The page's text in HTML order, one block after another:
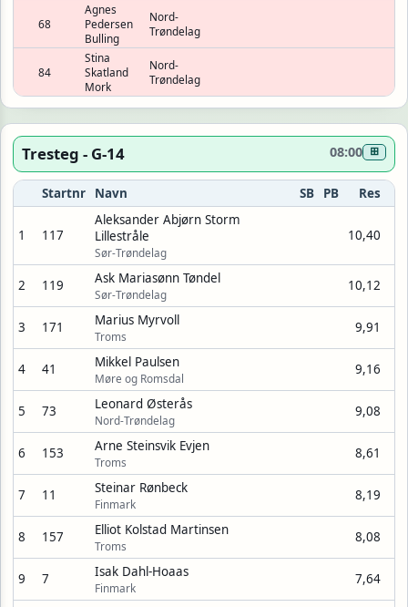
68
Agnes
Pedersen
Bulling
Nord-
Trøndelag
84
Stina
Skatland
Mork
Nord-
Trøndelag
Tresteg - G-14 08:00 ⊞
Startnr Navn SB PB Res
1 117
Aleksander Abjørn Storm
Lillestråle
Sør-Trøndelag
10,40
2 119 Ask Mariasønn Tøndel
Sør-Trøndelag
10,12
3 171 Marius Myrvoll
Troms
9,91
4 41 Mikkel Paulsen
Møre og Romsdal
9,16
5 73 Leonard Østerås
Nord-Trøndelag
9,08
6 153 Arne Steinsvik Evjen
Troms
8,61
7 11 Steinar Rønbeck
Finmark
8,19
8 157 Elliot Kolstad Martinsen
Troms
8,08
9 7 Isak Dahl-Hoaas
Finmark
7,64